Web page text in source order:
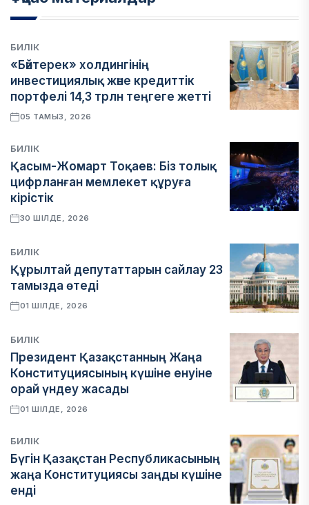
БИЛІК
«Бәйтерек» холдингінің
инвестициялық және кредиттік
портфелі 14,3 трлн теңгеге жетті
05 ТАМЫЗ, 2026
БИЛІК
Қасым-Жомарт Тоқаев: Біз толық
цифрланған мемлекет құруға
кірістік
30 ШІЛДЕ, 2026
БИЛІК
Құрылтай депутаттарын сайлау 23
тамызда өтеді
01 ШІЛДЕ, 2026
БИЛІК
Президент Қазақстанның Жаңа
Конституциясының күшіне енуіне
орай үндеу жасады
01 ШІЛДЕ, 2026
БИЛІК
Бүгін Қазақстан Республикасының
жаңа Конституциясы заңды күшіне
енді